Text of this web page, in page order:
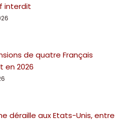
interdit
de quatre Français
en 2026
déraille aux Etats-Unis, entre